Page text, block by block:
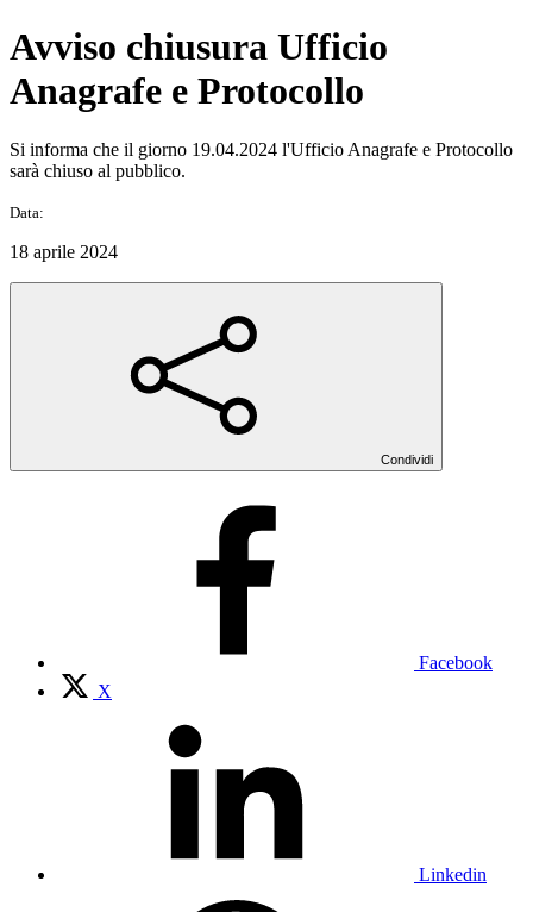
Avviso chiusura Ufficio
Anagrafe e Protocollo
Si informa che il giorno 19.04.2024 l'Ufficio Anagrafe e Protocollo
sarà chiuso al pubblico.
Data:
18 aprile 2024
Condividi
Facebook
X
Linkedin